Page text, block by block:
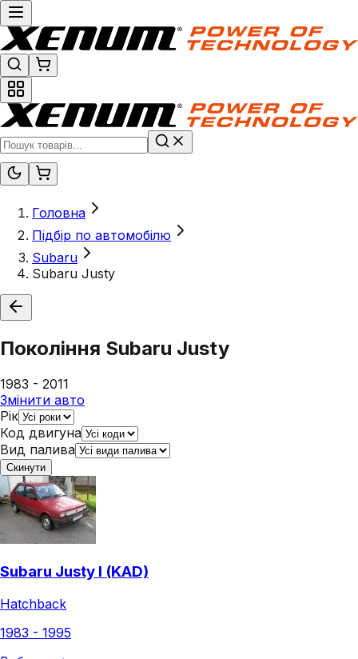
Головна
Підбір по автомобілю
Subaru
Subaru Justy
Покоління Subaru Justy
1983 - 2011
Змінити авто
Рік
Код двигуна
Вид палива
Скинути
Subaru Justy I (KAD)
Hatchback
1983 - 1995